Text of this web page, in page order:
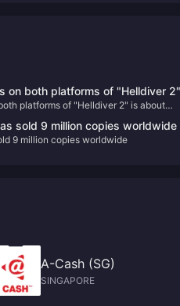
on both platforms of "Helldiver
been constantly refreshing its
platforms of "Helldiver 2" is about
sold 9 million copies worldwide
9 million copies worldwide
A-Cash (SG)
SINGAPORE